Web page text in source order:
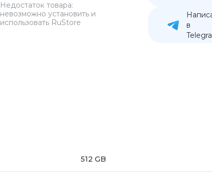
Внешние аккумуляторы
Недостаток товара:
невозможно установить и
использовать RuStore
в
512 GB